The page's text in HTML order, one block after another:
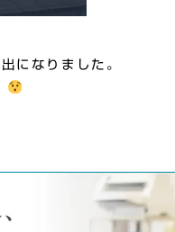
になりました。